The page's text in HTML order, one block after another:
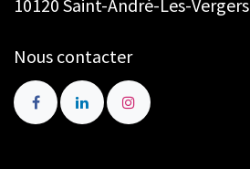
10120 Saint-André-Les-Vergers
Nous contacter